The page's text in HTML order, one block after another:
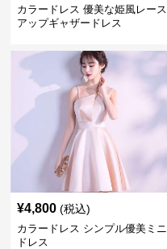
カラードレス 優美な姫風レース
アップギャザードレス
¥4,800 (税込)
カラードレス シンプル優美ミニ
ドレス